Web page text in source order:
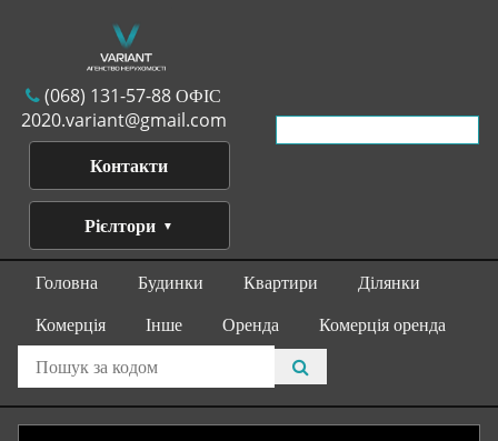
(068) 131-57-88 ОФІС
2020.variant@gmail.com
Контакти
Рієлтори
Головна Будинки Квартири
Ділянки
Комерція
Інше Оренда Комерція оренда